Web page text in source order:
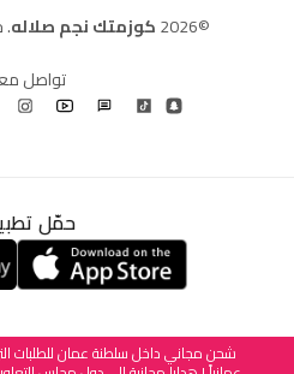
©2026 كوزمتك نجم صلاله.
تواصل
حمّل
العربية